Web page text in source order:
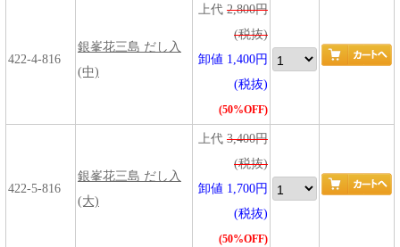
422-4-816
銀峯花三島 だし入
(中)
上代 2,800円
(税抜)
卸値 1,400円
(税抜)
(50%OFF)
422-5-816
銀峯花三島 だし入
(大)
上代 3,400円
(税抜)
卸値 1,700円
(税抜)
(50%OFF)